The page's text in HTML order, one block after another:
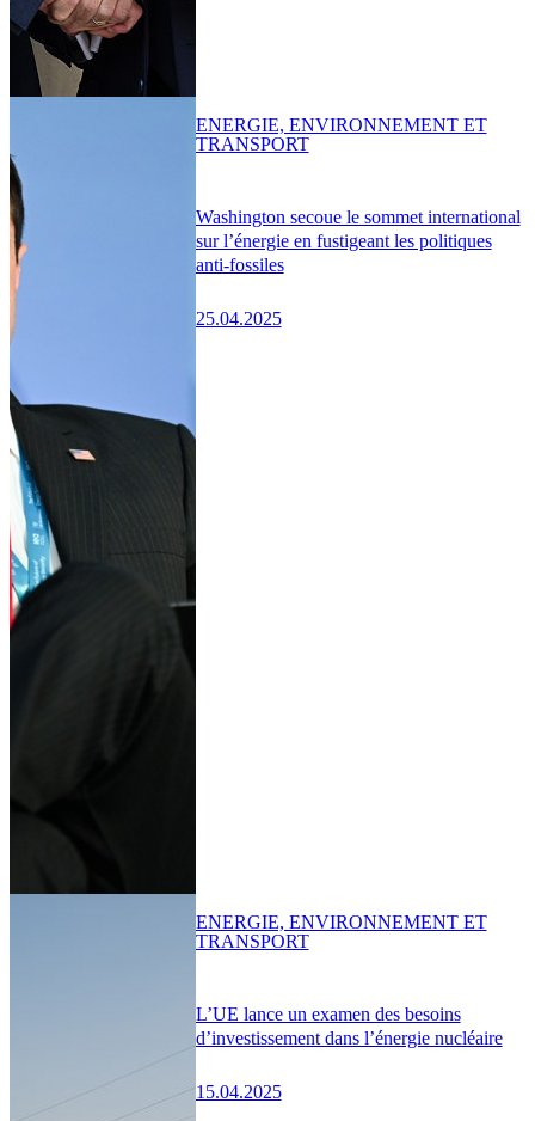
Washington secoue le sommet international
sur l’énergie en fustigeant les politiques
anti-fossiles
25.04.2025
ENERGIE, ENVIRONNEMENT ET
TRANSPORT
L’UE lance un examen des besoins
d’investissement dans l’énergie nucléaire
15.04.2025
ENERGIE, ENVIRONNEMENT ET
TRANSPORT